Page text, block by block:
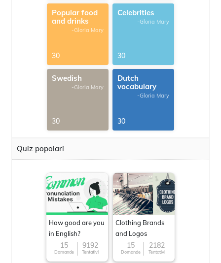
Popular food
and drinks
-Gloria Mary
30
Celebrities
-Gloria Mary
30
Swedish
-Gloria Mary
30
Dutch
vocabulary
-Gloria Mary
30
Quiz popolari
How good are you
in English?
15
Domande
9192
Tentativi
Clothing Brands
and Logos
15
Domande
2182
Tentativi